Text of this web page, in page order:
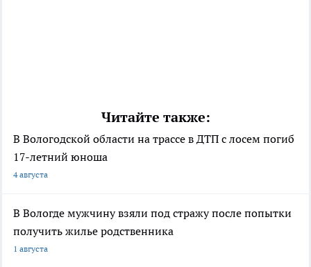
Читайте также:
В Вологодской области на трассе в ДТП с лосем погиб
17-летний юноша
4 августа
В Вологде мужчину взяли под стражу после попытки
получить жилье родственника
1 августа